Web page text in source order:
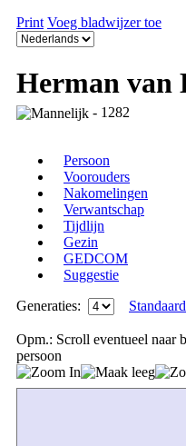
Print Voeg bladwijzer toe
Herman van
- 1282
Persoon
Voorouders
Nakomelingen
Verwantschap
Tijdlijn
Gezin
GEDCOM
Suggestie
Generaties:
Standaard
Opm.: Scroll eventueel naar
persoon